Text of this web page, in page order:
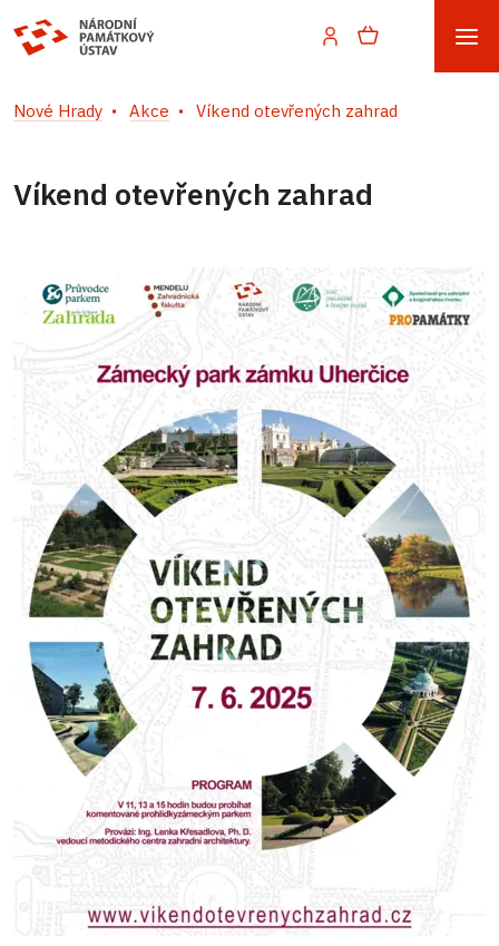
Nové Hrady Akce Víkend otevřených zahrad
Víkend otevřených zahrad